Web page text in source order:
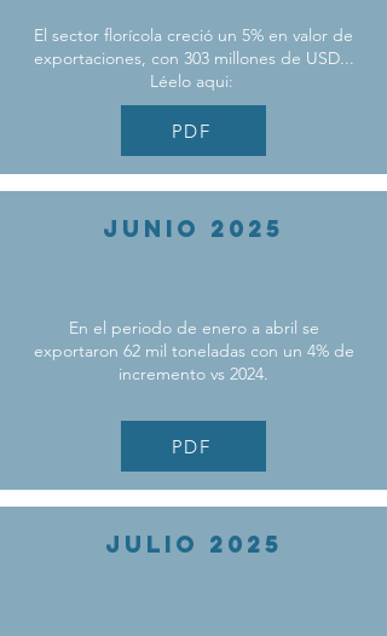
El sector florícola creció un 5% en valor de
exportaciones, con 303 millones de USD...
​Léelo aqui:
PDF
JUNIO 2025
En el periodo de enero a abril se
exportaron 62 mil toneladas con un 4% de
incremento vs 2024.
PDF
JULIO 2025